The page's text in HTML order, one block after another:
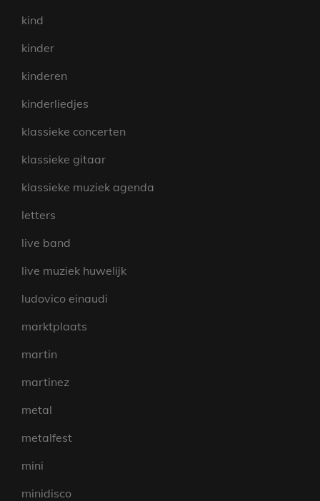
kind
kinder
kinderen
kinderliedjes
klassieke concerten
klassieke gitaar
klassieke muziek agenda
letters
live band
live muziek huwelijk
ludovico einaudi
marktplaats
martin
martinez
metal
metalfest
mini
minidisco